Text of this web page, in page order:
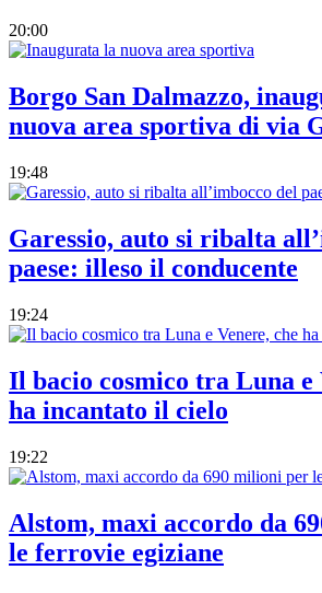
20:00
Borgo San Dalmazzo,
nuova area sportiva di via
19:48
Garessio, auto si ribalta
paese: illeso il conducente
19:24
Il bacio cosmico tra Luna e
ha incantato il cielo
19:22
Alstom, maxi accordo da
le ferrovie egiziane